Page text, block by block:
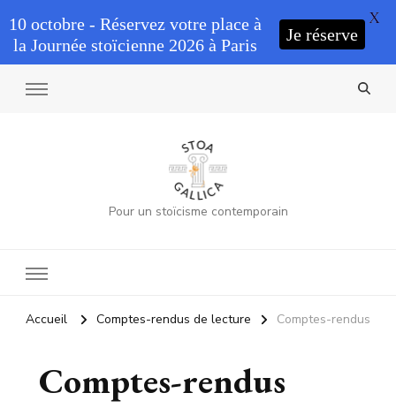
Pour un stoïcisme contemporain
Accueil Comptes-rendus de lecture Comptes-rendus
Comptes-rendus
10 octobre - Réservez votre place à
la Journée stoïcienne 2026 à Paris
Je réserve
X